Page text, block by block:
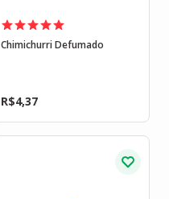
Chimichurri Defumado
R$4,37